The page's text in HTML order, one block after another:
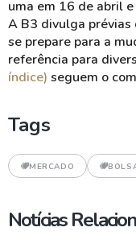
uma em 16 de abril
A B3 divulga prévias
se prepare para a
referência para
índice) seguem o
Tags
MERCADO
Notícias